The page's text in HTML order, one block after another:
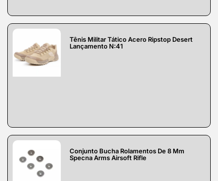
Tênis Militar Tático Acero Ripstop Desert
Lançamento N:41
Conjunto Bucha Rolamentos De 8 Mm
Specna Arms Airsoft Rifle